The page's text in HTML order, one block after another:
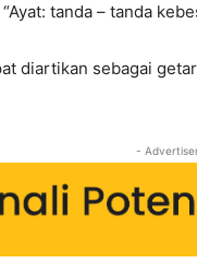
tanda – tanda
diartikan sebagai
-